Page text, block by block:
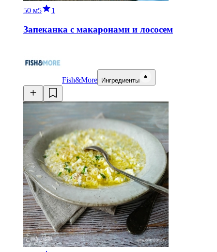
50 м5 1
Запеканка с макаронами и лососем
Fish&More Ингредиенты